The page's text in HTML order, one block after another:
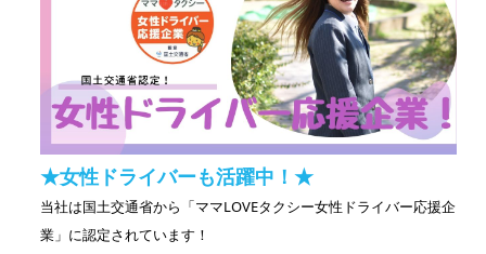
★女性ドライバーも活躍中！★
当社は国土交通省から「ママLOVEタクシー女性ドライバー応援企
業」に認定されています！